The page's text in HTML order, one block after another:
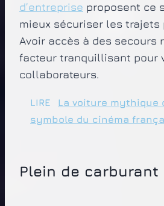
d’entreprise proposent ce
mieux sécuriser les trajets
Avoir accès à des secours
facteur tranquillisant pour
collaborateurs.
LIRE
La voiture mythique
symbole du cinéma
Plein de carburant